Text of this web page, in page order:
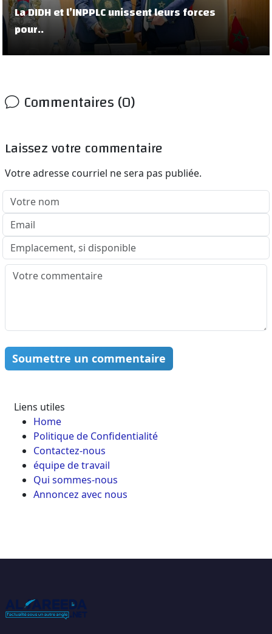
La DIDH et l’INPPLC unissent leurs forces
pour..
Commentaires (0)
Laissez votre commentaire
Votre adresse courriel ne sera pas publiée.
Soumettre un commentaire
Liens utiles
Home
Politique de Confidentialité
Contactez-nous
équipe de travail
Qui sommes-nous
Annoncez avec nous